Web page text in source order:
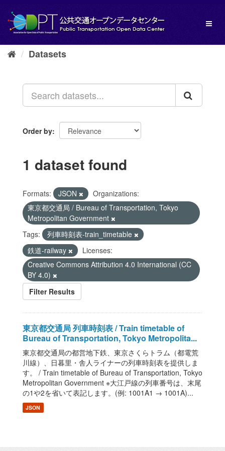
content
Datasets
Order by
1 dataset found
Formats: JSON
Organizations:
東京都交通局 / Bureau of Transportation, Tokyo
Metropolitan Government
Tags:
列車時刻表-train_timetable
鉄道-railway
Licenses:
Creative Commons Attribution 4.0 International (CC
BY 4.0)
Filter Results
東京都交通局 列車時刻表 / Train timetable of
Bureau of Transportation, Tokyo Metropolita...
東京都交通局の都営地下鉄、東京さくらトラム（都電荒
川線）、日暮里・舎人ライナーの列車時刻表を提供しま
す。 / Train timetable of Bureau of Transportation, Tokyo
Metropolitan Government ※大江戸線の列車番号は、末尾
の1や2を省いて表記します。(例: 1001A1 → 1001A)...
JSON